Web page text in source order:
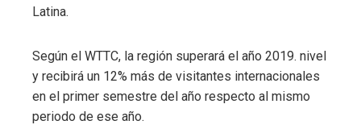
Latina.
Según el WTTC, la región superará el año 2019. nivel
y recibirá un 12% más de visitantes internacionales
en el primer semestre del año respecto al mismo
periodo de ese año.